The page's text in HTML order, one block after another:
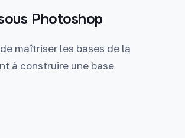
Photoshop
maîtriser les bases de la
à construire une base